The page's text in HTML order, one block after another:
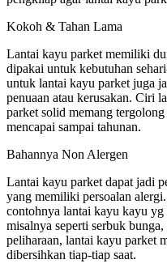
Kokoh & Tahan Lama
Lantai kayu parket memiliki
dipakai untuk kebutuhan
untuk lantai kayu parket juga
penuaan atau kerusakan. Ciri
parket solid memang
mencapai sampai tahunan.
Bahannya Non Alergen
Lantai kayu parket dapat jadi
yang memiliki persoalan
contohnya lantai kayu kayu yg
misalnya seperti serbuk
peliharaan, lantai kayu parket
dibersihkan tiap-tiap saat.